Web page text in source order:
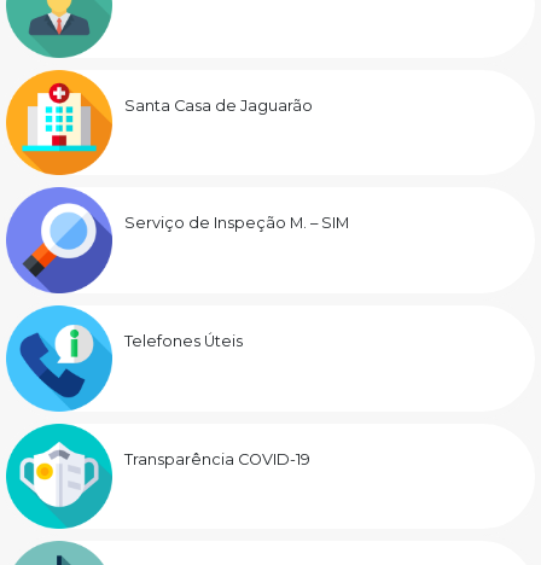
Santa Casa de Jaguarão
Serviço de Inspeção M. – SIM
Telefones Úteis
Transparência COVID-19